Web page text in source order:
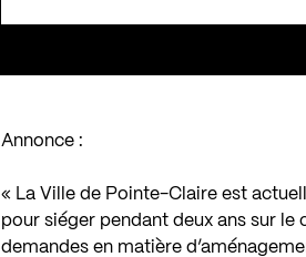
Annonce :
« La Ville de Pointe-Claire est
pour siéger pendant deux ans sur le
demandes en matière